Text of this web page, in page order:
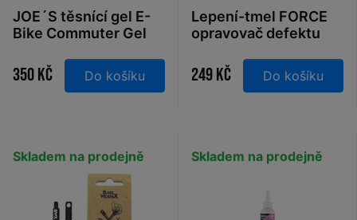
JOE´S těsnící gel E-
Bike Commuter Gel
350 Kč Do košíku
Lepení-tmel FORCE
opravovač defektu
249 Kč Do košíku
Skladem na prodejně Skladem na prodejně